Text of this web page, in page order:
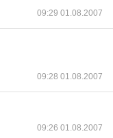
09:29 01.08.2007
09:28 01.08.2007
09:26 01.08.2007